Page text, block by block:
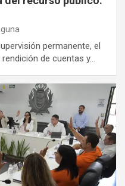
permanente, el
de cuentas y…